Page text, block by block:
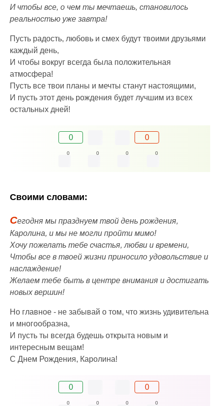
И чтобы все, о чем ты мечтаешь, становилось
реальностью уже завтра!
Пусть радость, любовь и смех будут твоими друзьями
каждый день,
И чтобы вокруг всегда была положительная
атмосфера!
Пусть все твои планы и мечты станут настоящими,
И пусть этот день рождения будет лучшим из всех
остальных дней!
0 0
0 0 0 0
Своими словами:
Сегодня мы празднуем твой день рождения,
Каролина, и мы не могли пройти мимо!
Хочу пожелать тебе счастья, любви и времени,
Чтобы все в твоей жизни приносило удовольствие и
наслаждение!
Желаем тебе быть в центре внимания и достигать
новых вершин!
Но главное - не забывай о том, что жизнь удивительна
и многообразна,
И пусть ты всегда будешь открыта новым и
интересным вещам!
С Днем Рождения, Каролина!
0 0
0 0 0 0